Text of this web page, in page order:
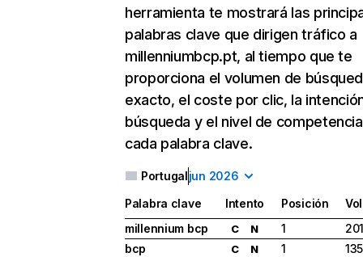
herramienta te mostrará las
palabras clave que dirigen tráfico a
millenniumbcp.pt, al tiempo que te
proporciona el volumen de
exacto, el coste por clic, la
búsqueda y el nivel de
cada palabra clave.
Portugaljun 2026
Palabra clave Intento Posición
millennium bcp
C N 1
bcp
C N 1